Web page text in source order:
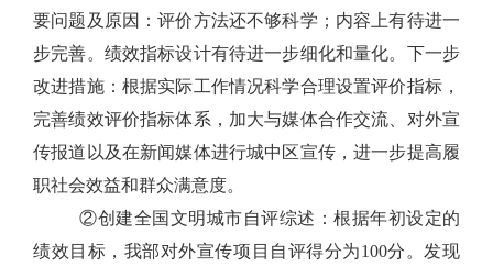
要问题及原因：评价方法还不够科学；内容上有待进一
步完善。绩效指标设计有待进一步细化和量化。下一步
改进措施：根据实际工作情况科学合理设置评价指标，
完善绩效评价指标体系，加大与媒体合作交流、对外宣
传报道以及在新闻媒体进行城中区宣传，进一步提高履
职社会效益和群众满意度。
②创建全国文明城市自评综述：根据年初设定的
绩效目标，我部对外宣传项目自评得分为100分。发现